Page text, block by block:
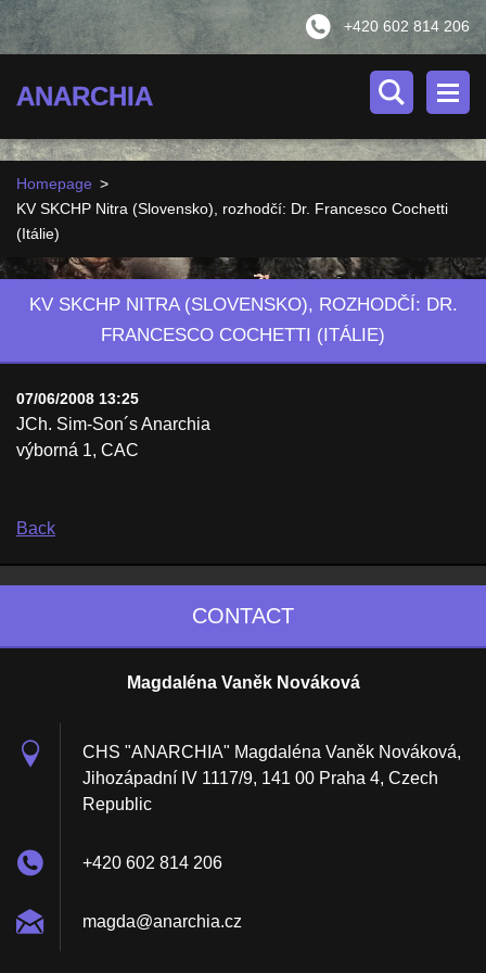
+420 602 814 206
ANARCHIA
Homepage >
KV SKCHP Nitra (Slovensko), rozhodčí: Dr. Francesco Cochetti
(Itálie)
KV SKCHP NITRA (SLOVENSKO), ROZHODČÍ: DR.
FRANCESCO COCHETTI (ITÁLIE)
07/06/2008 13:25
JCh. Sim-Son´s Anarchia
výborná 1, CAC
Back
CONTACT
Magdaléna Vaněk Nováková
CHS "ANARCHIA" Magdaléna Vaněk Nováková,
Jihozápadní IV 1117/9, 141 00 Praha 4, Czech
Republic
+420 602 814 206
magda@anarchia.cz